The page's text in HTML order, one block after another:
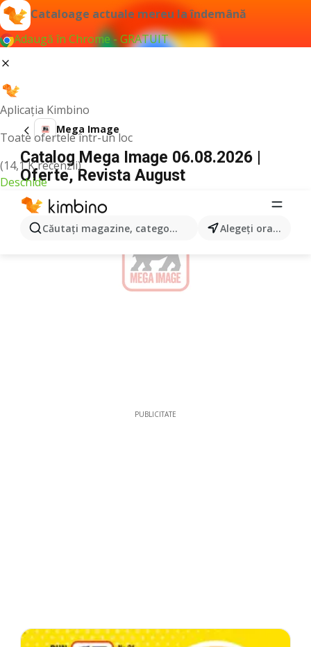
Cataloage actuale mereu la îndemână
Adaugă în Chrome - GRATUIT
Aplicația Kimbino
Toate ofertele într-un loc
(14,1 K recenzii)
Deschide
Căutaţi magazine, categorii, produse... Alegeţi oraşul
Mega Image
Catalog Mega Image 06.08.2026 |
Oferte, Revista August
PUBLICITATE